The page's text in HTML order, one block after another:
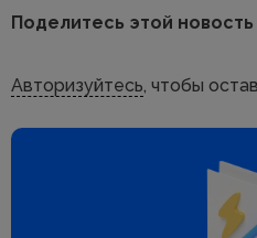
Поделитесь этой новость
Авторизуйтесь, чтобы